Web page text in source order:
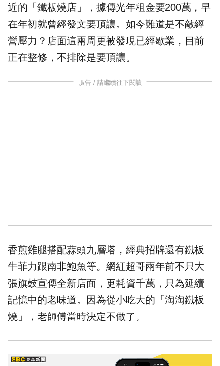
近的「 鐵板燒店」，據傳光年租金要200萬，早
在年初就曾經發文要頂讓。如今難道是不敵經
營壓力？店面這兩周更被發現已經歇業，目前
正在整修 ，不排除是要頂讓。
廣告 / 請繼續往下閱讀
香煎雞腿搭配蒜頭九層塔，經典招牌還有鐵板
牛菲力跟南非鮑魚等。網紅超哥兩年前不只大
張旗鼓宣傳全新店面，更耗資千萬，只為延續
記憶中的老味道。因為從小吃大的「淘淘鐵板
燒」，老師傅當時決定不做了。